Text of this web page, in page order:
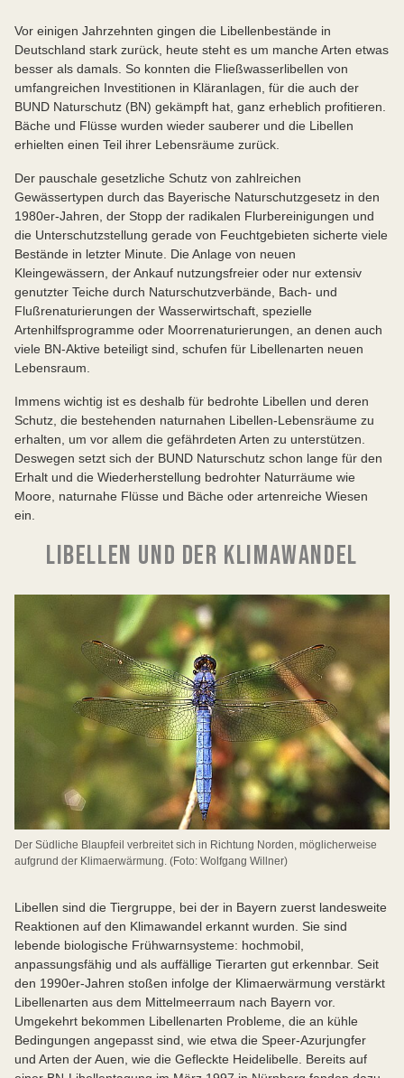
Vor einigen Jahrzehnten gingen die Libellenbestände in
Deutschland stark zurück, heute steht es um manche Arten etwas
besser als damals. So konnten die Fließwasserlibellen von
umfangreichen Investitionen in Kläranlagen, für die auch der
BUND Naturschutz (BN) gekämpft hat, ganz erheblich profitieren.
Bäche und Flüsse wurden wieder sauberer und die Libellen
erhielten einen Teil ihrer Lebensräume zurück.
Der pauschale gesetzliche Schutz von zahlreichen
Gewässertypen durch das Bayerische Naturschutzgesetz in den
1980er-Jahren, der Stopp der radikalen Flurbereinigungen und
die Unterschutzstellung gerade von Feuchtgebieten sicherte viele
Bestände in letzter Minute. Die Anlage von neuen
Kleingewässern, der Ankauf nutzungsfreier oder nur extensiv
genutzter Teiche durch Naturschutzverbände, Bach- und
Flußrenaturierungen der Wasserwirtschaft, spezielle
Artenhilfsprogramme oder Moorrenaturierungen, an denen auch
viele BN-Aktive beteiligt sind, schufen für Libellenarten neuen
Lebensraum.
Immens wichtig ist es deshalb für bedrohte Libellen und deren
Schutz, die bestehenden naturnahen Libellen-Lebensräume zu
erhalten, um vor allem die gefährdeten Arten zu unterstützen.
Deswegen setzt sich der BUND Naturschutz schon lange für den
Erhalt und die Wiederherstellung bedrohter Naturräume wie
Moore, naturnahe Flüsse und Bäche oder artenreiche Wiesen
ein.
LIBELLEN UND DER KLIMAWANDEL
Der Südliche Blaupfeil verbreitet sich in Richtung Norden, möglicherweise
aufgrund der Klimaerwärmung. (Foto: Wolfgang Willner)
Libellen sind die Tiergruppe, bei der in Bayern zuerst landesweite
Reaktionen auf den Klimawandel erkannt wurden. Sie sind
lebende biologische Frühwarnsysteme: hochmobil,
anpassungsfähig und als auffällige Tierarten gut erkennbar. Seit
den 1990er-Jahren stoßen infolge der Klimaerwärmung verstärkt
Libellenarten aus dem Mittelmeerraum nach Bayern vor.
Umgekehrt bekommen Libellenarten Probleme, die an kühle
Bedingungen angepasst sind, wie etwa die Speer-Azurjungfer
und Arten der Auen, wie die Gefleckte Heidelibelle. Bereits auf